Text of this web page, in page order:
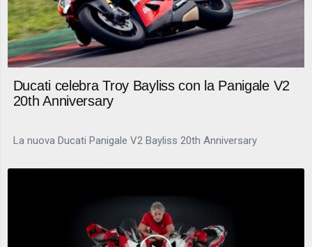
Ducati celebra Troy Bayliss con la Panigale V2
20th Anniversary
La nuova Ducati Panigale V2 Bayliss 20th Anniversary